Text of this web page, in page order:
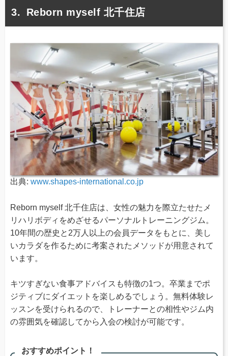
Reborn myself 北千住店
出典: www.shapes-international.co.jp
Reborn myself 北千住店は、女性の魅力を際立たせたメ
リハリボディをめざせるパーソナルトレーニングジム。
10年間の歴史と2万人以上の会員データをもとに、美し
いカラダを作るために考案されたメソッドが用意されて
います。
キツすぎない食事アドバイスも特徴の1つ。卒業までポ
ジティブにダイエットを楽しめるでしょう。無料体験レ
ッスンを受けられるので、トレーナーとの相性やジム内
の雰囲気を確認してから入会の検討が可能です。
おすすめポイント！